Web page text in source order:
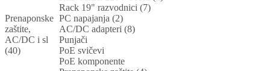
Prenaponske
zaštite,
AC/DC i sl
(40)
Rack 19" razvodnici (7)
PC napajanja (2)
AC/DC adapteri (8)
Punjači
PoE svičevi
PoE komponente